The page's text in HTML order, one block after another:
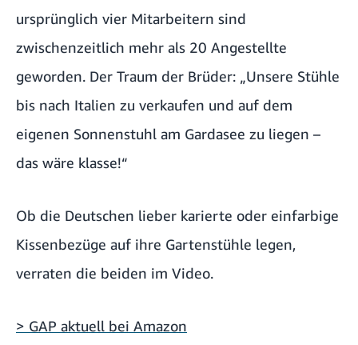
ursprünglich vier Mitarbeitern sind
zwischenzeitlich mehr als 20 Angestellte
geworden. Der Traum der Brüder: „Unsere Stühle
bis nach Italien zu verkaufen und auf dem
eigenen Sonnenstuhl am Gardasee zu liegen –
das wäre klasse!“
Ob die Deutschen lieber karierte oder einfarbige
Kissenbezüge auf ihre Gartenstühle legen,
verraten die beiden im Video.
> GAP aktuell bei Amazon